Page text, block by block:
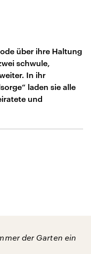
über ihre Haltung
schwule,
In ihr
laden sie alle
und
der Garten ein